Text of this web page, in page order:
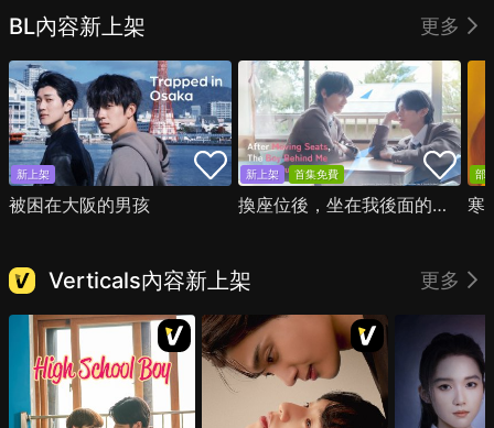
BL內容新上架 更多
新上架
被困在大阪的男孩
新上架 首集免費
換座位後，坐在我後面的男生好像喜歡我
部
寒
Verticals內容新上架 更多